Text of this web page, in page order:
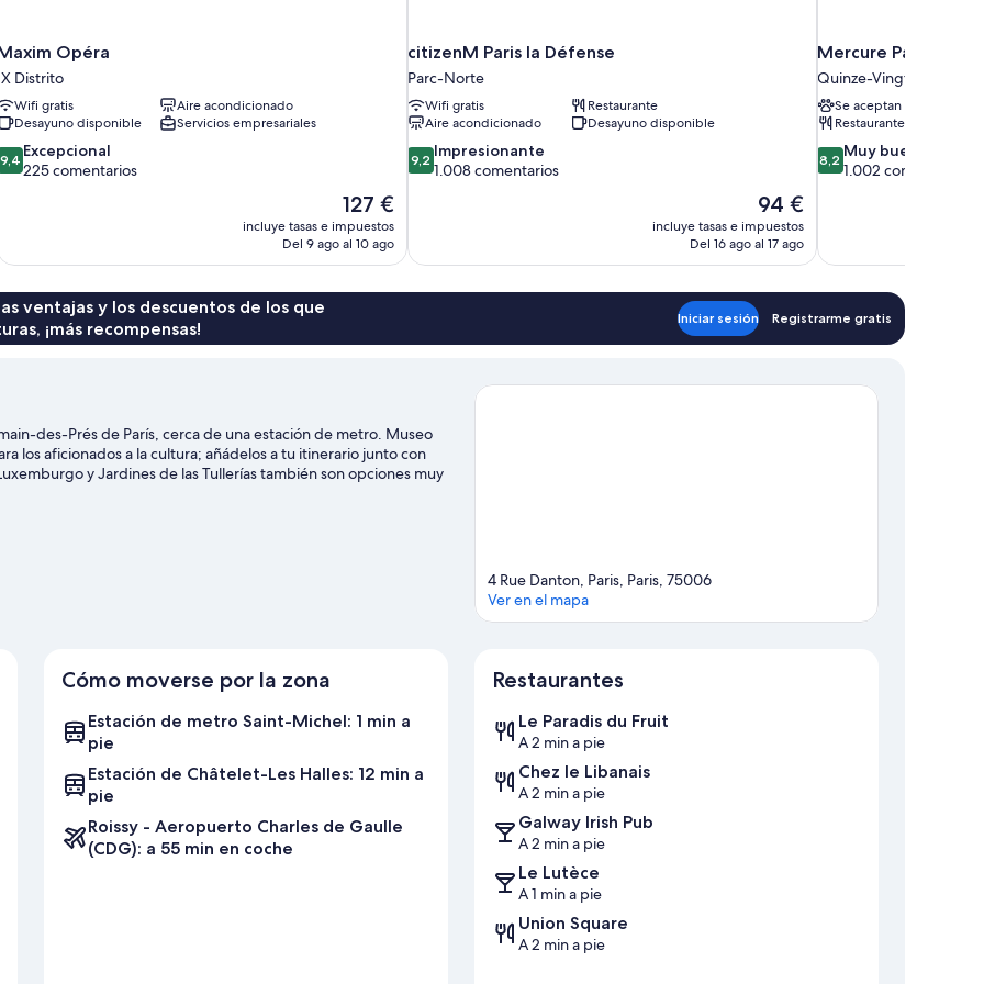
Opéra
Distrito
Wifi gratis
Aire acondicionado
Desayuno disponible
Servicios empresariales
9,4 Excepcional
225 comentarios
El
precio
actual
127 €
127 €
incluye tasas e impuestos
Del 9 ago al 10 ago
citizenM Paris la Défense
Parc-Norte
Wifi gratis
Restaurante
Aire acondicionado
Desayuno disponible
9.2
sobre
9,2 Impresionante
1.008 comentarios
El
precio
actual
94 €
94 €
incluye tasas e impuestos
Del 16 ago al 17 ago
Mercure Paris Gare
Quinze-Vingts
Se aceptan mascotas
Restaurante
8.2
sobre
1.002 comentarios
8,2 Muy bueno
1.002 comentarios
ventajas y los descuentos de los que
¡más recompensas!
Iniciar sesión Registrarme gratis
des-Prés de París, cerca de una estación de metro. Museo
los aficionados a la cultura; añádelos a tu itinerario junto con
y Jardines de las Tullerías también son opciones muy
hotel por la proximidad de varios atractivos turísticos.
4 Rue Danton, Paris, Paris, 75006
Ver en el mapa
Cómo moverse por la zona
Estación de metro Saint-Michel: 1 min a
pie
Estación de Châtelet-Les Halles: 12 min a
pie
Roissy - Aeropuerto Charles de Gaulle
(CDG): a 55 min en coche
Restaurantes
Le Paradis du Fruit
A 2 min a pie
Chez le Libanais
A 2 min a pie
Galway Irish Pub
A 2 min a pie
Le Lutèce
A 1 min a pie
Union Square
A 2 min a pie